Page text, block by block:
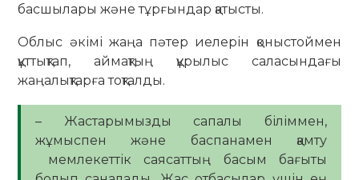
басшылары және тұрғындар қатысты.
Облыс әкімі жаңа пәтер иелерін қоныстоймен
құттықтап, аймақтың құрылыс саласындағы
жаңалықтарға тоқталды.
– Жастарымызды сапалы біліммен,
жұмыспен және баспанамен қамту
мемлекеттік саясаттың басым бағыты